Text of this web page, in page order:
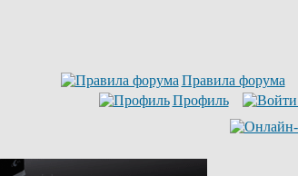
Правила форума
Профиль